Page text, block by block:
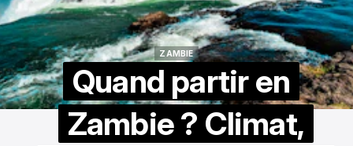
ZAMBIE
Quand partir en
Zambie ? Climat,